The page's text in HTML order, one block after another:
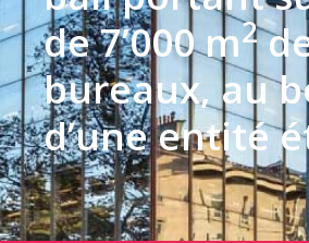
de 7’000 m2
bureaux, au
d’une entité